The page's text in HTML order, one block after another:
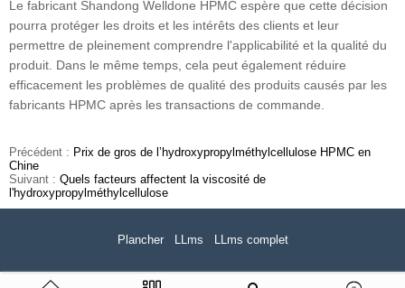
Le fabricant Shandong Welldone HPMC espère que cette décision
pourra protéger les droits et les intérêts des clients et leur
permettre de pleinement comprendre l'applicabilité et la qualité du
produit. Dans le même temps, cela peut également réduire
efficacement les problèmes de qualité des produits causés par les
fabricants HPMC après les transactions de commande.
Précédent : Prix ​​de gros de l’hydroxypropylméthylcellulose HPMC en
Chine
Suivant : Quels facteurs affectent la viscosité de
l'hydroxypropylméthylcellulose
Plancher LLms LLms complet